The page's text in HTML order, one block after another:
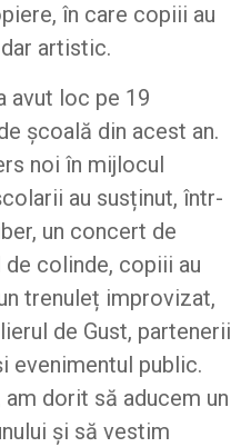
în care copiii au
artistic.
avut loc pe 19
școală din acest an.
noi în mijlocul
au susținut, într-
un concert de
colinde, copiii au
trenuleț improvizat,
de Gust, partenerii
evenimentul public.
dorit să aducem un
și să vestim